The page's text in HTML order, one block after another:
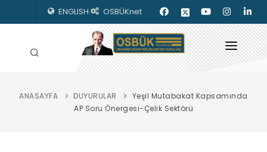
ENGLISH OSBÜKnet
HAKKIMIZDA
ANASAYFA DUYURULAR
Yeşil Mutabakat Kapsamında
AP Soru Önergesi-Çelik Sektörü